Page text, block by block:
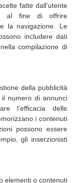
fatte dall'utente
al fine di offrire
la navigazione. Le
includere dati
compilazione di
della pubblicità
numero di annunci
l’efficacia delle
i contenuti
possono essere
gli inserzionisti
elementi o contenuti